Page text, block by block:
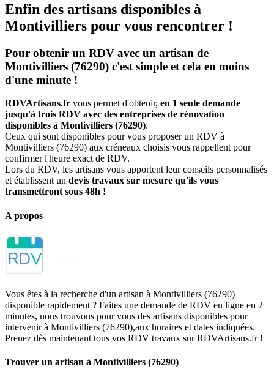
Enfin des artisans disponibles à
Montivilliers pour vous rencontrer !
Pour obtenir un RDV avec un artisan de
Montivilliers (76290) c'est simple et cela en moins
d'une minute !
RDVArtisans.fr vous permet d'obtenir, en 1 seule demande
jusqu'à trois RDV avec des entreprises de rénovation
disponibles à Montivilliers (76290).
Ceux qui sont disponibles pour vous proposer un RDV à
Montivilliers (76290) aux créneaux choisis vous rappellent pour
confirmer l'heure exact de RDV.
Lors du RDV, les artisans vous apportent leur conseils personnalisés
et établissent un devis travaux sur mesure qu'ils vous
transmettront sous 48h !
A propos
Vous êtes à la recherche d'un artisan à Montivilliers (76290)
disponible rapidement ? Faites une demande de RDV en ligne en 2
minutes, nous trouvons pour vous des artisans disponibles pour
intervenir à Montivilliers (76290),aux horaires et dates indiquées.
Prenez dès maintenant tous vos RDV travaux sur RDVArtisans.fr !
Trouver un artisan à Montivilliers (76290)